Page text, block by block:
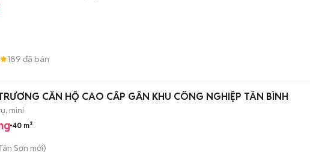
189 đã bán
CĂN HỘ CAO CẤP GẦN KHU CÔNG NGHIỆP TÂN BÌNH
mini
40 m²
Sơn mới)